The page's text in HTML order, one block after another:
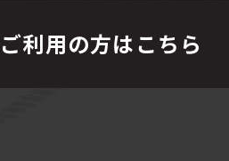
利用の方はこちら